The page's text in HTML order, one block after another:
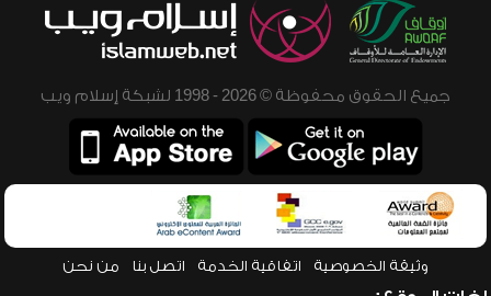
جميع الحقوق محفوظة © 2026 - 1998 لشبكة إسلام ويب
وثيقة الخصوصية اتفاقية الخدمة اتصل بنا من نحن